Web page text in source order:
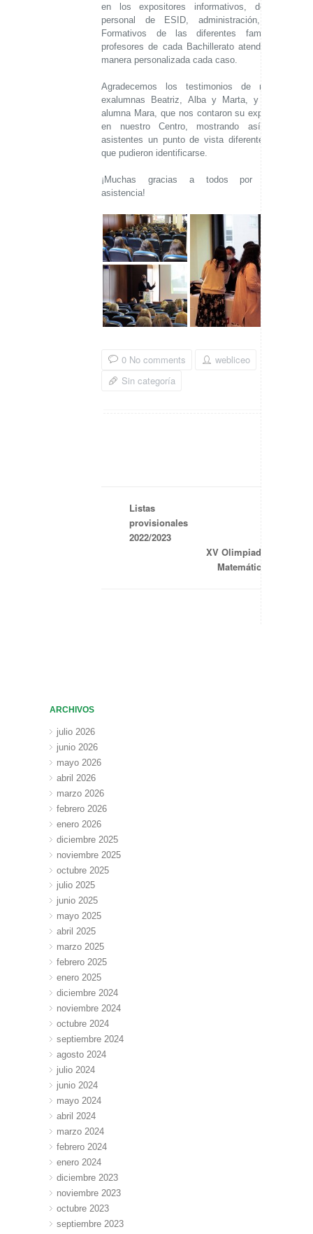
en los expositores informativos, donde el
personal de ESID, administración, Ciclos
Formativos de las diferentes familias, y
profesores de cada Bachillerato atendieron de
manera personalizada cada caso.
Agradecemos los testimonios de nuestras
exalumnas Beatriz, Alba y Marta, y nuestra
alumna Mara, que nos contaron su experiencia
en nuestro Centro, mostrando así a los
asistentes un punto de vista diferente con el
que pudieron identificarse.
¡Muchas gracias a todos por vuestra
asistencia!
0 No comments
webliceo
Sin categoría
Listas
provisionales
2022/2023
XV Olimpiada
Matemática
ARCHIVOS
julio 2026
junio 2026
mayo 2026
abril 2026
marzo 2026
febrero 2026
enero 2026
diciembre 2025
noviembre 2025
octubre 2025
julio 2025
junio 2025
mayo 2025
abril 2025
marzo 2025
febrero 2025
enero 2025
diciembre 2024
noviembre 2024
octubre 2024
septiembre 2024
agosto 2024
julio 2024
junio 2024
mayo 2024
abril 2024
marzo 2024
febrero 2024
enero 2024
diciembre 2023
noviembre 2023
octubre 2023
septiembre 2023